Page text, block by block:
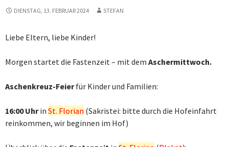
DIENSTAG, 13. FEBRUAR 2024 STEFAN
Liebe Eltern, liebe Kinder!
Morgen startet die Fastenzeit – mit dem Aschermittwoch.
Aschenkreuz-Feierfür Kinder und Familien:
16:00 Uhrin St. Florian (Sakristei: bitte durch die Hofeinfahrt
reinkommen, wir beginnen im Hof)